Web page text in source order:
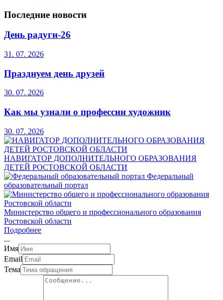
Последние новости
День радуги-26
31. 07. 2026
Празднуем день друзей
30. 07. 2026
Как мы узнали о профессии художник
30. 07. 2026
НАВИГАТОР ДОПОЛНИТЕЛЬНОГО ОБРАЗОВАНИЯ
ДЕТЕЙ РОСТОВСКОЙ ОБЛАСТИ
Федеральный
образовательный портал
Министерство общего и профессионального образования
Ростовской области
Подробнее
...
Имя
Email
Тема